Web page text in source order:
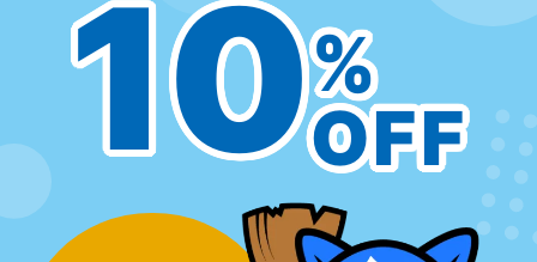
10%
OFF